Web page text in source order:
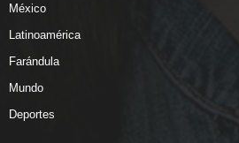
México
Latinoamérica
Farándula
Mundo
Deportes